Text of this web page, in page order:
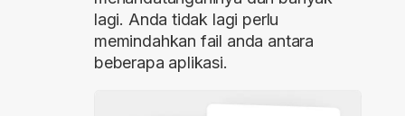
lagi. Anda tidak lagi perlu
memindahkan fail anda antara
beberapa aplikasi.